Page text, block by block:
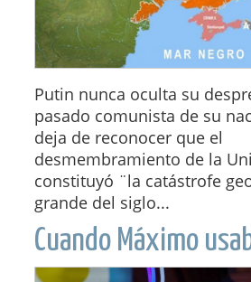
Putin nunca oculta su
pasado comunista de su
deja de reconocer que el
desmembramiento de la
constituyó ¨la catástrofe
grande del siglo...
Cuando Máximo